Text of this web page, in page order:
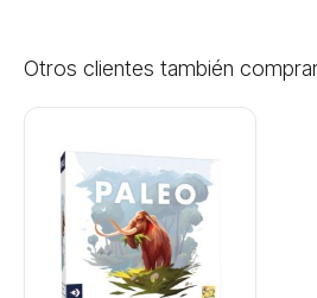
Otros clientes también